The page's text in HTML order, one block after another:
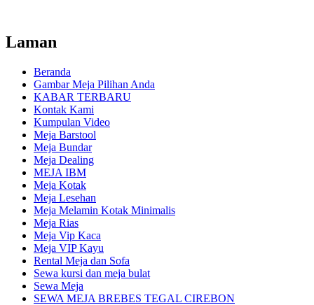
Laman
Beranda
Gambar Meja Pilihan Anda
KABAR TERBARU
Kontak Kami
Kumpulan Video
Meja Barstool
Meja Bundar
Meja Dealing
MEJA IBM
Meja Kotak
Meja Lesehan
Meja Melamin Kotak Minimalis
Meja Rias
Meja Vip Kaca
Meja VIP Kayu
Rental Meja dan Sofa
Sewa kursi dan meja bulat
Sewa Meja
SEWA MEJA BREBES TEGAL CIREBON